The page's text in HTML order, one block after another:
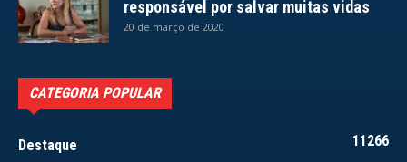
responsável por salvar muitas vidas
20 de março de 2020
CATEGORIA POPULAR
Destaque
11266